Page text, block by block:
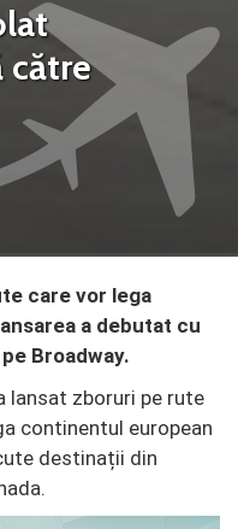
către
care vor lega
a debutat cu
Broadway.
lansat zboruri pe rute
continentul european
destinații din